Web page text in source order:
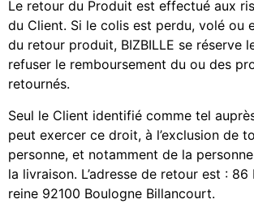
Le retour du Produit est effectué aux
du Client. Si le colis est perdu, volé ou
du retour produit, BIZBILLE se réserve
refuser le remboursement du ou des
retournés.
Seul le Client identifié comme tel
peut exercer ce droit, à l’exclusion de
personne, et notamment de la
la livraison. L’adresse de retour est :
reine 92100 Boulogne Billancourt.